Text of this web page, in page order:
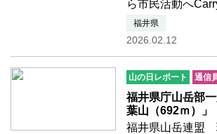
ら市民活動へ
Project（CWP）
業者からの寄付
「水に困る地域
大…つづきを読む
福井県
2026.02.12
山の日レポート 通信
福井県庁山岳部
葉山（692ｍ）」
福井県山岳連盟